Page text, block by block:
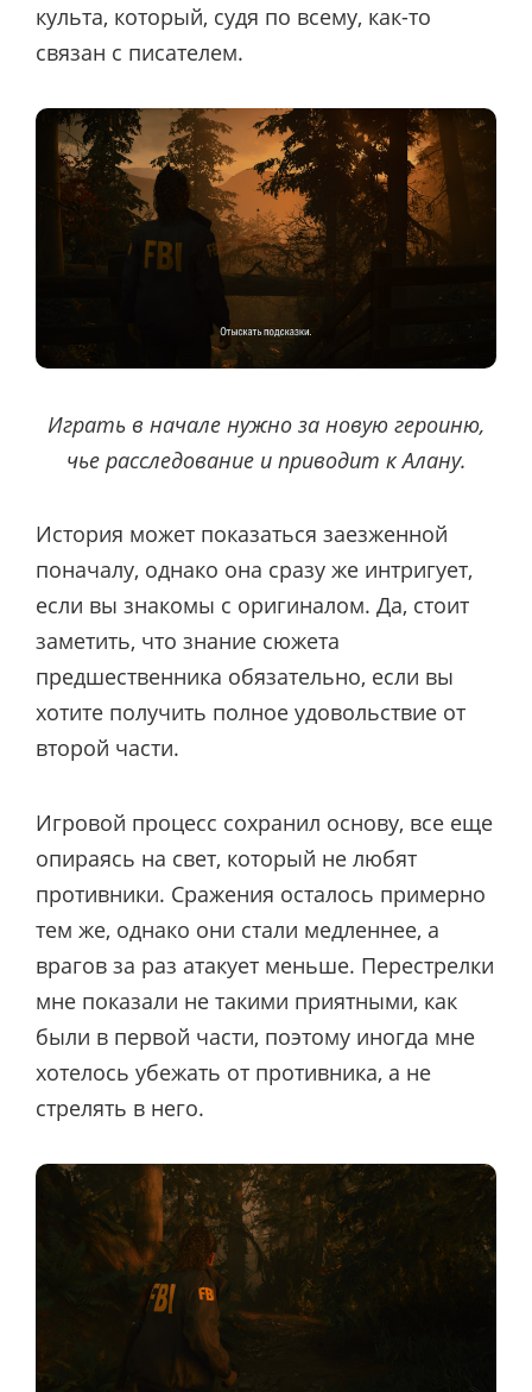
культа, который, судя по всему, как-то
связан с писателем.
Играть в начале нужно за новую героиню,
чье расследование и приводит к Алану.
История может показаться заезженной
поначалу, однако она сразу же интригует,
если вы знакомы с оригиналом. Да, стоит
заметить, что знание сюжета
предшественника обязательно, если вы
хотите получить полное удовольствие от
второй части.
Игровой процесс сохранил основу, все еще
опираясь на свет, который не любят
противники. Сражения осталось примерно
тем же, однако они стали медленнее, а
врагов за раз атакует меньше. Перестрелки
мне показали не такими приятными, как
были в первой части, поэтому иногда мне
хотелось убежать от противника, а не
стрелять в него.